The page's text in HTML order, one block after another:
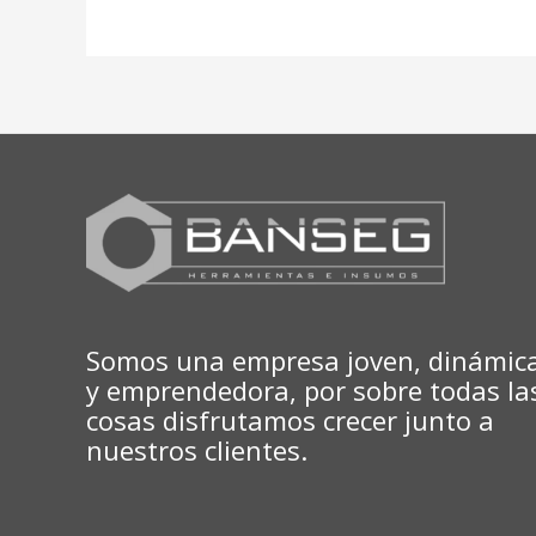
Somos una empresa joven,
y emprendedora, por sobre todas
cosas disfrutamos crecer junto a
nuestros clientes.